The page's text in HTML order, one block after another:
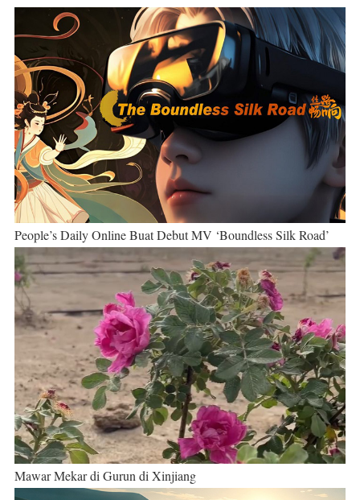
People’s Daily Online Buat Debut MV ‘Boundless Silk Road’
Mawar Mekar di Gurun di Xinjiang